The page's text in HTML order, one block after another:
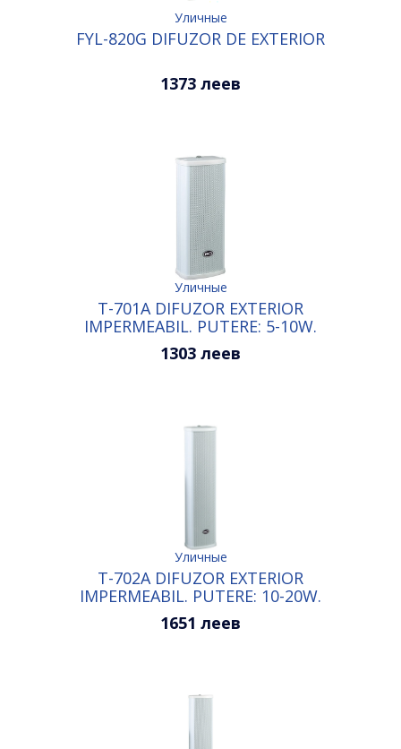
Уличные
FYL-820G DIFUZOR DE EXTERIOR
1373 леев
Уличные
T-701A DIFUZOR EXTERIOR
IMPERMEABIL. PUTERE: 5-10W.
CULOARE: ALB
1303 леев
Уличные
T-702A DIFUZOR EXTERIOR
IMPERMEABIL. PUTERE: 10-20W.
CULOARE: ALB
1651 леев